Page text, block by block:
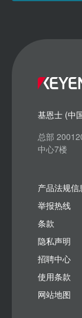
基恩士 (中
总部
中心7楼
产品法规信
举报热线
条款
隐私声明
招聘中心
使用条款
网站地图